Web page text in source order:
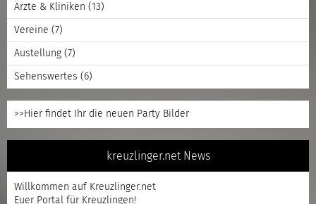
Ärzte & Kliniken (13)
Vereine (7)
Austellung (7)
Sehenswertes (6)
>>Hier findet Ihr die neuen Party Bilder
kreuzlinger.net News
Willkommen auf Kreuzlinger.net
Euer Portal für Kreuzlingen!